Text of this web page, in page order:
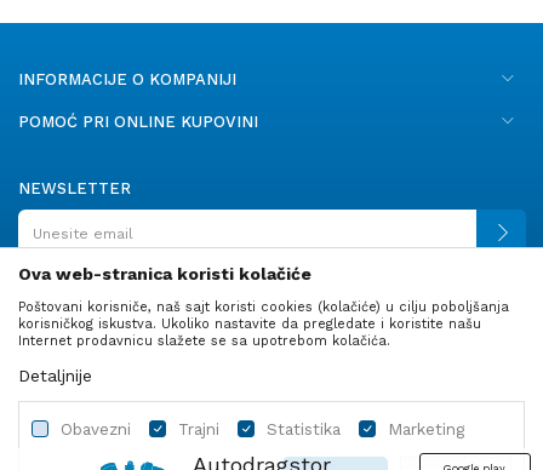
Autodragstor
INFORMACIJE O KOMPANIJI
POMOĆ PRI ONLINE KUPOVINI
NEWSLETTER
PRATITE NAS
Ova web-stranica koristi kolačiće
Poštovani korisniče, naš sajt koristi cookies (kolačiće) u cilju poboljšanja
korisničkog iskustva. Ukoliko nastavite da pregledate i koristite našu
Internet prodavnicu slažete se sa upotrebom kolačića.
Detaljnije
Obavezni Trajni Statistika Marketing